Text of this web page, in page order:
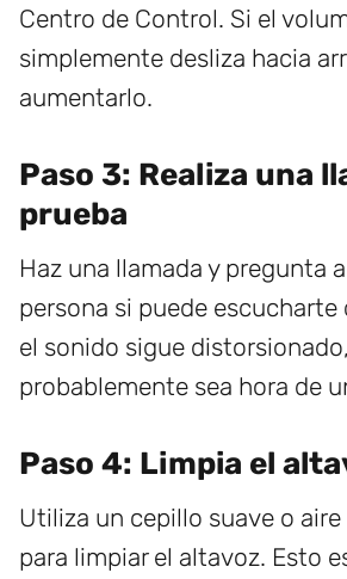
Centro de Control. Si el
simplemente desliza hacia
aumentarlo.
Paso 3: Realiza una
prueba
Haz una llamada y pregunta
persona si puede escucharte
el sonido sigue distorsionado,
probablemente sea hora de
Paso 4: Limpia el
Utiliza un cepillo suave o
para limpiar el altavoz. Esto